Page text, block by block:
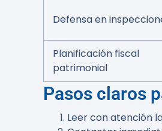
Defensa en
Planificación fiscal
patrimonial
Pasos claros
Leer con atención